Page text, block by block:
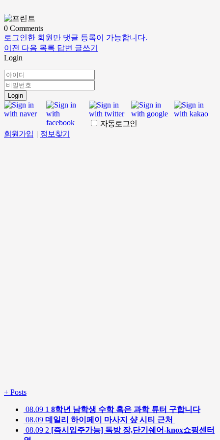
0 Comments
로그인한 회원만 댓글 등록이 가능합니다.
이전 다음 목록 답변 글쓰기
Login
Login
자동로그인
회원가입 | 정보찾기
+ Posts
08.09 1 8학년 남학생 수학 혹은 과학 튜터 구합니다
08.09 데일리 하이페이 마사지 샾 시티 근처
08.09 2 [즉시입주가능] 독방 장,단기쉐어-knox쇼핑센터